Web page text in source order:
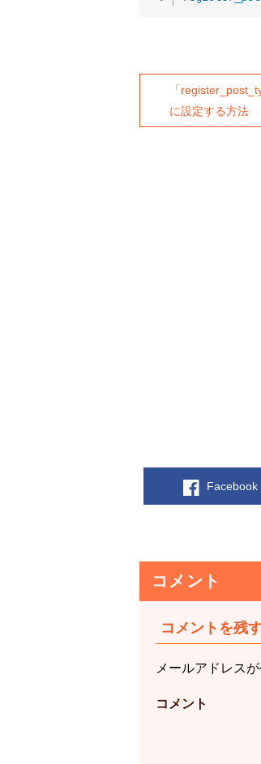
「
に設定する方法
Facebook
コメント
コメントを残
メールアドレス
コメント